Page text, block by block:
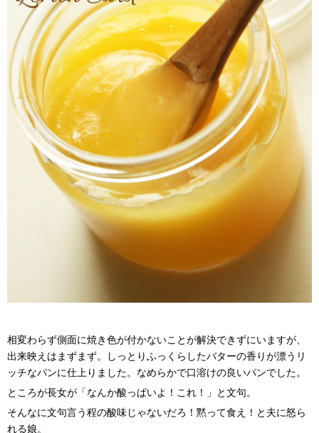
相変わらず側面に焼き色が付かないことが解決できずにいますが、
出来映えはまずまず。しっとりふっくらしたバターの香りが漂うリ
ッチなパンに仕上りました。なめらかで口溶けの良いパンでした。
ところが長女が「なんか酸っぱいよ！これ！」と文句。
そんなに文句言う程の酸味じゃないだろ！黙って食え！と夫に怒ら
れる娘。